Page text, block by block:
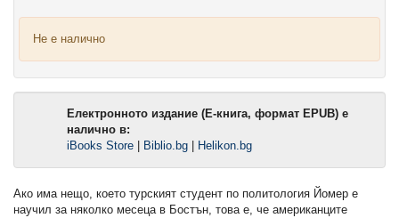
Не е налично
Електронното издание (Е-книга, формат EPUB) е
налично в:
iBooks Store
Biblio.bg Helikon.bg
Ако има нещо, което турският студент по политология Йомер е
научил за няколко месеца в Бостън, това е, че американците